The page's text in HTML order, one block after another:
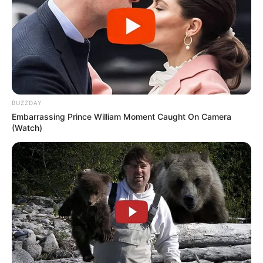
BUZZDAY
Embarrassing Prince William Moment Caught On Camera
(Watch)